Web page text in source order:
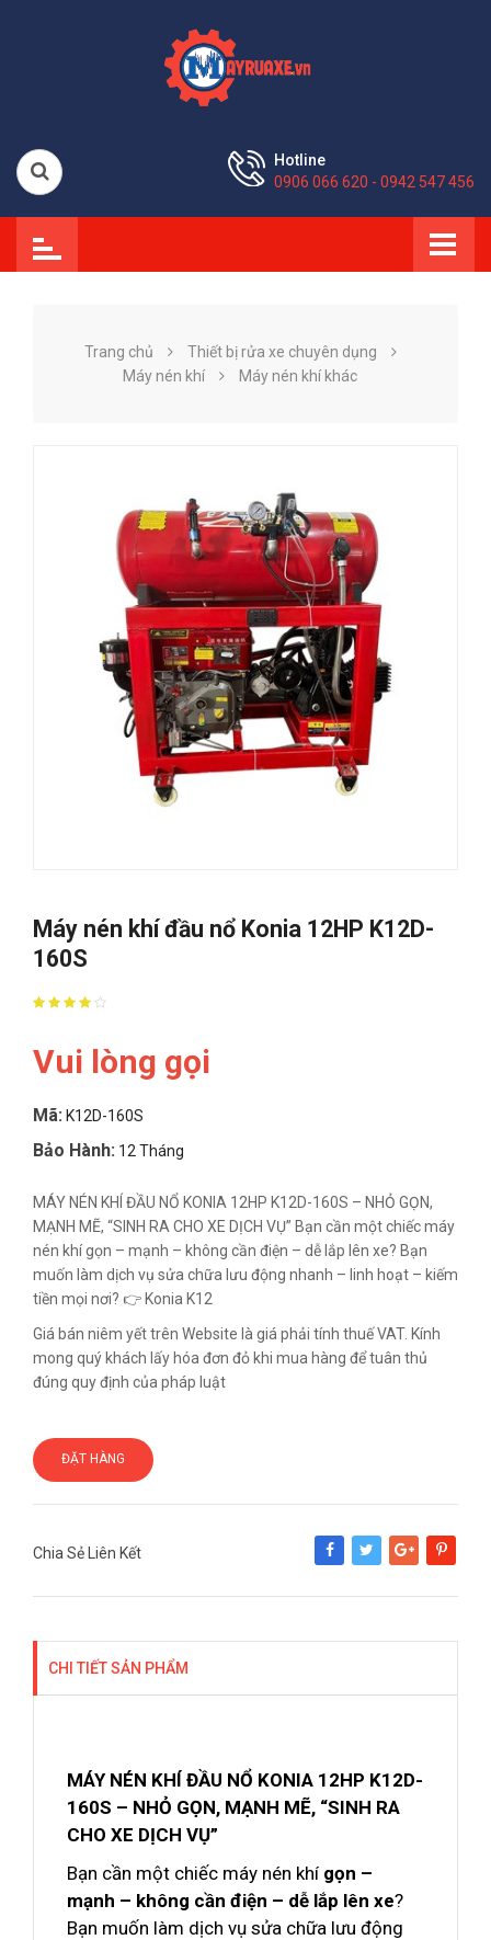
Hotline
0906 066 620 - 0942 547 456
Trang chủ
Thiết bị rửa xe chuyên dụng
Máy nén khí
Máy nén khí khác
Máy nén khí đầu nổ Konia 12HP K12D-
160S
Vui lòng gọi
Mã: K12D-160S
Bảo Hành: 12 Tháng
MÁY NÉN KHÍ ĐẦU NỔ KONIA 12HP K12D-160S – NHỎ GỌN,
MẠNH MẼ, “SINH RA CHO XE DỊCH VỤ” Bạn cần một chiếc máy
nén khí gọn – mạnh – không cần điện – dễ lắp lên xe? Bạn
muốn làm dịch vụ sửa chữa lưu động nhanh – linh hoạt – kiếm
tiền mọi nơi? 👉 Konia K12
Giá bán niêm yết trên Website là giá phải tính thuế VAT. Kính
mong quý khách lấy hóa đơn đỏ khi mua hàng để tuân thủ
đúng quy định của pháp luật
ĐẶT HÀNG
Chia Sẻ Liên Kết
Share Tweet Google+Pinterest
CHI TIẾT SẢN PHẨM
MÁY NÉN KHÍ ĐẦU NỔ KONIA 12HP K12D-
160S – NHỎ GỌN, MẠNH MẼ, “SINH RA
CHO XE DỊCH VỤ”
Bạn cần một chiếc máy nén khí gọn –
mạnh – không cần điện – dễ lắp lên xe?
Bạn muốn làm dịch vụ sửa chữa lưu động